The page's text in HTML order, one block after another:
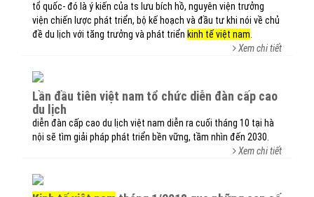
tổ quốc- đó là ý kiến của ts lưu bích hồ, nguyên viện trưởng
viện chiến lược phát triển, bộ kế hoạch và đầu tư khi nói về chủ
đề du lịch với tăng trưởng và phát triển kinh tế việt nam
Xem chi tiết
lần đầu tiên việt nam tổ chức diễn đàn cấp cao
du lịch
diễn đàn cấp cao du lịch việt nam diễn ra cuối tháng 10 tại hà
nội sẽ tìm giải pháp phát triển bền vững, tầm nhìn đến 2030.
Xem chi tiết